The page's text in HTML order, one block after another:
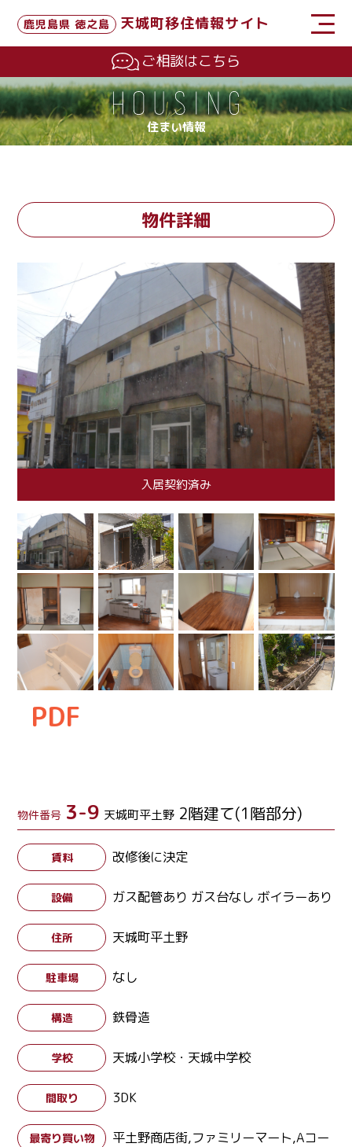
鹿児島県 徳之島
天城町移住情報サイト
ご相談はこちら
住まい情報
物件詳細
入居契約済み
PDF
物件番号 3-9 天城町平土野 2階建て(1階部分)
賃料 改修後に決定
設備 ガス配管あり ガス台なし ボイラーあり
住所 天城町平土野
駐車場 なし
構造 鉄骨造
学校 天城小学校・天城中学校
間取り 3DK
最寄り買い物
平土野商店街,ファミリーマート,Aコー